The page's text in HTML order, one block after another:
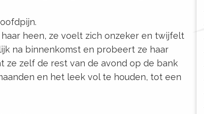
haar heen, ze voelt zich onzeker en twijfelt
na binnenkomst en probeert ze haar
ze zelf de rest van de avond op de bank
en het leek vol te houden, tot een